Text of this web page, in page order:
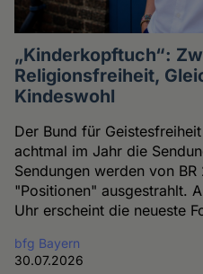
„Kinderkopftuch“:
Religionsfreiheit,
Kindeswohl
Der Bund für
achtmal im Jahr die
Sendungen werden von
"Positionen" ausgestrahlt.
Uhr erscheint die neueste
bfg Bayern
30.07.2026